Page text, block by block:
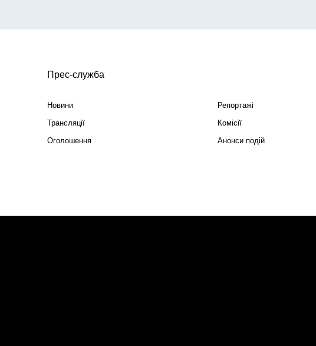
Прес-служба
Новини
Репортажі
Трансляції
Комісії
Оголошення
Анонси подій